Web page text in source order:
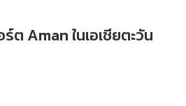
ต Aman ในเอเชียตะวัน